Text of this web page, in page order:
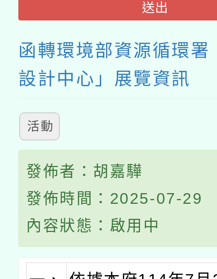
送出
函轉環境部資源循環署
設計中心」展覽資訊
活動
發佈者：胡嘉驊
發佈時間：2025-07-29
內容狀態：啟用中